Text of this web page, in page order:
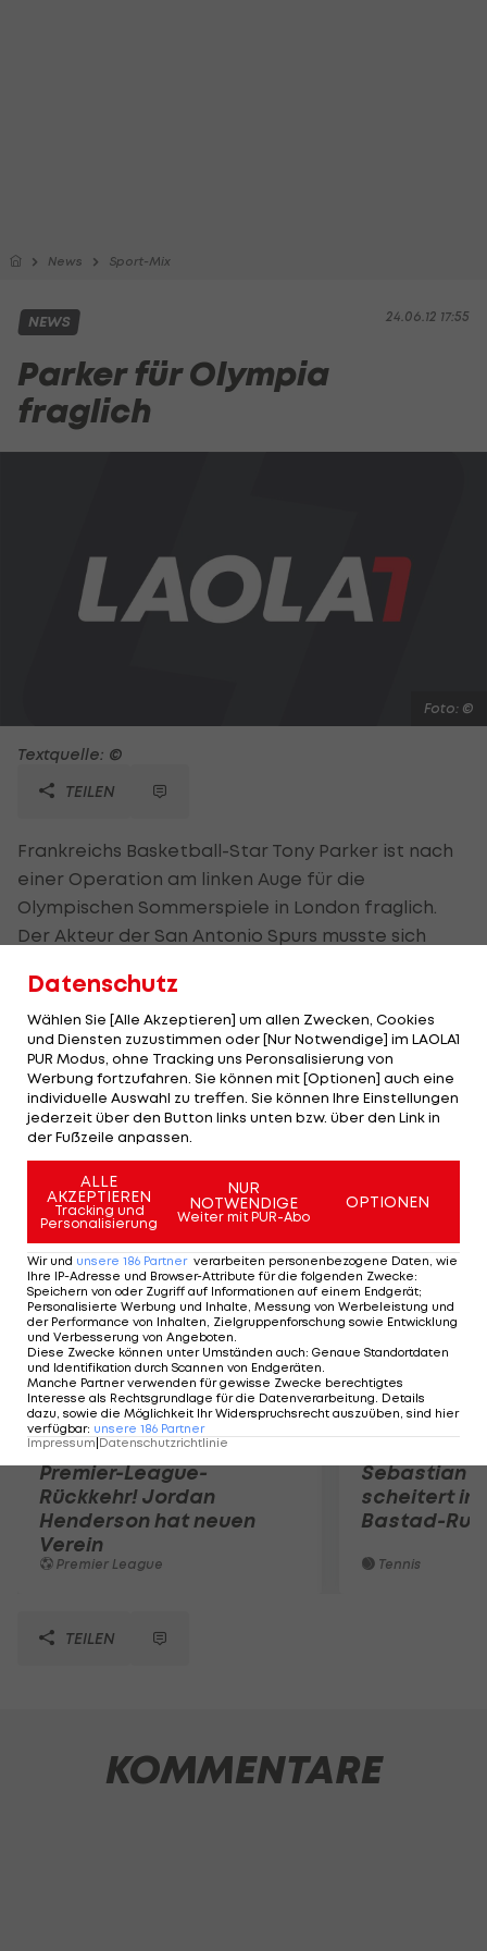
News Sport-Mix
24.06.12 17:55
NEWS
Parker für Olympia
fraglich
Foto: ©
Textquelle: ©
TEILEN
Frankreichs Basketball-Star Tony Parker ist nach
einer Operation am linken Auge für die
Olympischen Sommerspiele in London fraglich.
Der Akteur der San Antonio Spurs musste sich
Schlägerei zwischen die Fronten geraten war und
durch herumfliegendes Glas eine
Hornhautverletzung am linken Auge erlitten hatte.
Ein Augenspezialist wird zusammen mit
Verantwortlichen der Spurs am 5. Juli eine
Entscheidung über Parkers Antreten bei Olympia
treffen.
Mehr zum Thema
Premier-League-
Rückkehr! Jordan
Henderson hat neuen
Verein
Premier League
Sebastian
scheitert in
Bastad-
Tennis
TEILEN
KOMMENTARE
Datenschutz
Wählen Sie [Alle Akzeptieren] um allen Zwecken, Cookies
und Diensten zuzustimmen oder [Nur Notwendige] im LAOLA1
PUR Modus, ohne Tracking uns Peronsalisierung von
Werbung fortzufahren. Sie können mit [Optionen] auch eine
individuelle Auswahl zu treffen. Sie können Ihre Einstellungen
jederzeit über den Button links unten bzw. über den Link in
der Fußzeile anpassen.
ALLE
AKZEPTIEREN
Tracking und
Personalisierung
NUR
NOTWENDIGE
Weiter mit PUR-Abo
OPTIONEN
Wir und unsere 186 Partner verarbeiten personenbezogene Daten, wie
Ihre IP-Adresse und Browser-Attribute für die folgenden Zwecke:
Speichern von oder Zugriff auf Informationen auf einem Endgerät;
Personalisierte Werbung und Inhalte, Messung von Werbeleistung und
der Performance von Inhalten, Zielgruppenforschung sowie Entwicklung
und Verbesserung von Angeboten.
Diese Zwecke können unter Umständen auch: Genaue Standortdaten
und Identifikation durch Scannen von Endgeräten.
Manche Partner verwenden für gewisse Zwecke berechtigtes
Interesse als Rechtsgrundlage für die Datenverarbeitung. Details
dazu, sowie die Möglichkeit Ihr Widerspruchsrecht auszuüben, sind hier
verfügbar: unsere 186 Partner
Impressum Datenschutzrichtlinie